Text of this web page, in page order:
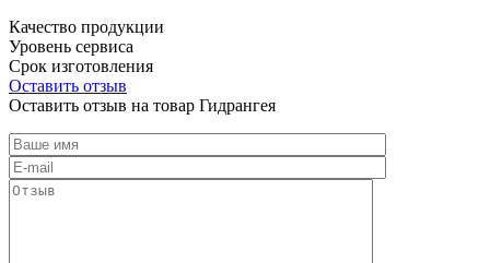
Качество продукции
Уровень сервиса
Срок изготовления
Оставить отзыв
Оставить отзыв на товар Гидрангея